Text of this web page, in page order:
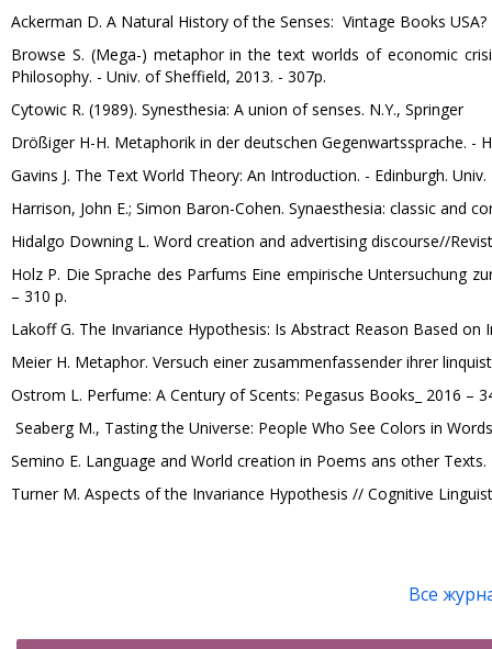
Ackerman D. A Natural History of the Senses: Vintage Books USA?
Browse S. (Mega-) metaphor in the text worlds of economic
Philosophy. - Univ. of Sheffield, 2013. - 307p.
Cytowic R. (1989). Synesthesia: A union of senses. N.Y., Springer
Drößiger H-H. Metaphorik in der deutschen Gegenwartssprache. -
Gavins J. The Text World Theory: An Introduction. - Edinburgh. Univ.
Harrison, John E.; Simon Baron-Cohen. Synaesthesia: classic and
Hidalgo Downing L. Word creation and advertising discourse//
Holz P. Die Sprache des Parfums Eine empirische Untersuchung
– 310 p.
Lakoff G. The Invariance Hypothesis: Is Abstract Reason Based on
Meier H. Metaphor. Versuch einer zusammenfassender ihrer
Ostrom L. Perfume: A Century of Scents: Pegasus Books_ 2016 –
Seaberg M., Tasting the Universe: People Who See Colors in
Semino E. Language and World creation in Poems ans other
Turner M. Aspects of the Invariance Hypothesis // Cognitive
Все